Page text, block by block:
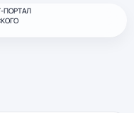
ПОРТАЛ